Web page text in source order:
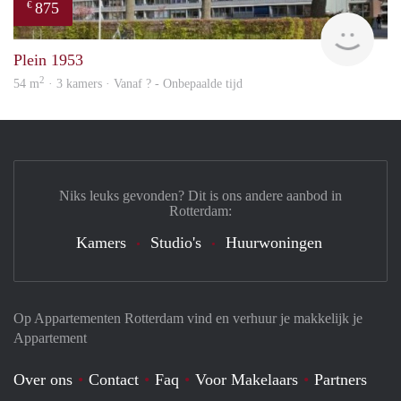
€ 875
rent
Plein 1953
54 m2 · 3 kamers · Vanaf ? - Onbepaalde tijd
Op Appartementen Rotterdam vind en verhuur je makkelijk je
Appartement
Over ons Contact Faq Voor Makelaars Partners
Niks leuks gevonden? Dit is ons andere aanbod in
Rotterdam:
Kamers Studio's Huurwoningen